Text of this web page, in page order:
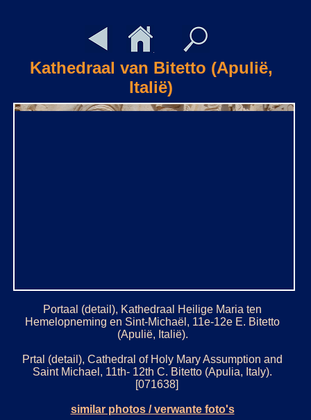
Kathedraal van Bitetto (Apulië,
Italië)
Portaal (detail), Kathedraal Heilige Maria ten
Hemelopneming en Sint-Michaël, 11e-12e E. Bitetto
(Apulië, Italië).
Prtal (detail), Cathedral of Holy Mary Assumption and
Saint Michael, 11th- 12th C. Bitetto (Apulia, Italy).
[071638]
similar photos / verwante foto's